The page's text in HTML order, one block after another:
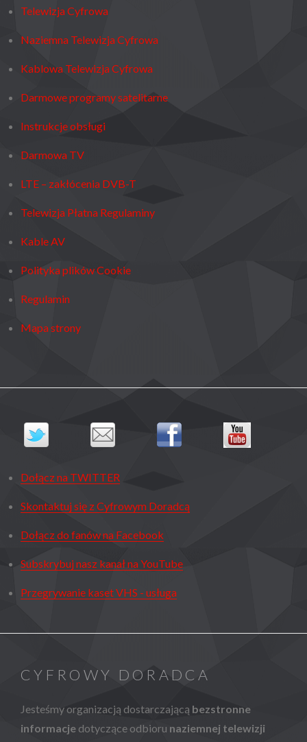
Telewizja Cyfrowa
Naziemna Telewizja Cyfrowa
Kablowa Telewizja Cyfrowa
Darmowe programy satelitarne
Instrukcje obsługi
Darmowa TV
LTE – zakłócenia DVB-T
Telewizja Płatna Regulaminy
Kable AV
Polityka plików Cookie
Regulamin
Mapa strony
Dołącz na TWITTER
Skontaktuj się z Cyfrowym Doradcą
Dołącz do fanów na Facebook
Subskrybuj nasz kanał na YouTube
Przegrywanie kaset VHS - usługa
CYFROWY DORADCA
Jesteśmy organizacją dostarczającą bezstronne
informacje dotyczące odbioru naziemnej telewizji